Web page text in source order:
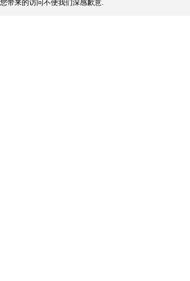
带来的访问不便我们深感歉意.